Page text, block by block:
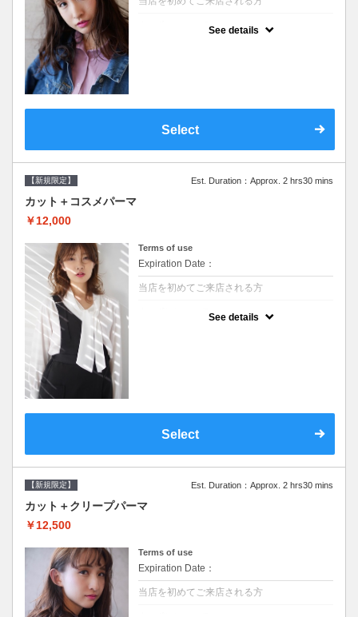
See details
Select
【新規限定】 Est. Duration：Approx. 2 hrs30 mins
カット＋コスメパーマ
￥12,000
Terms of use
Expiration Date：
当店を初めてご来店される方
See details
Select
【新規限定】 Est. Duration：Approx. 2 hrs30 mins
カット＋クリープパーマ
￥12,500
Terms of use
Expiration Date：
当店を初めてご来店される方